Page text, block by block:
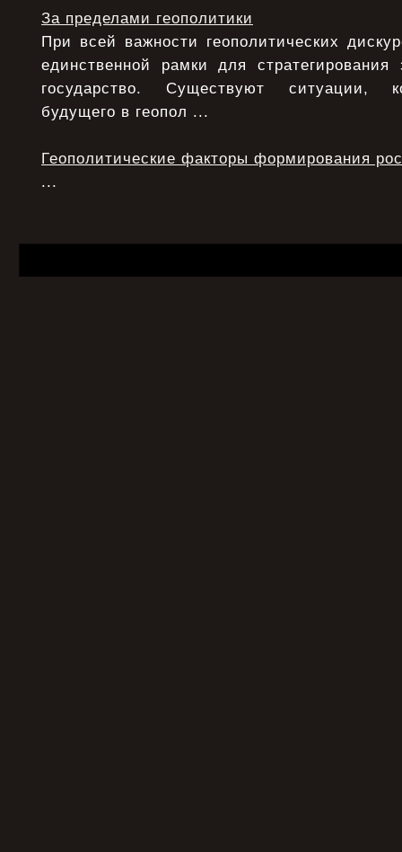
За пределами геополитики
При всей важности геополитических
единственной рамки для
государство. Существуют ситуации,
будущего в геопол ...
Геополитические факторы формирования
...